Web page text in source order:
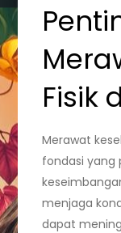
Fisik
Merawat
fondasi yang
menjaga
dapat